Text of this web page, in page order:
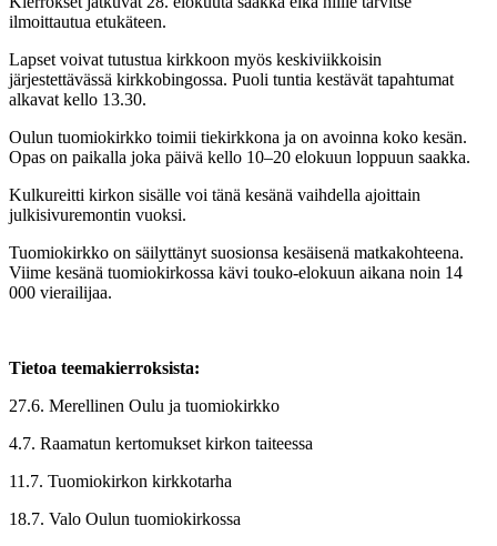
ilmoittautua etukäteen.
Lapset voivat tutustua kirkkoon myös keskiviikkoisin
järjestettävässä kirkkobingossa. Puoli tuntia kestävät tapahtumat
alkavat kello 13.30.
Oulun tuomiokirkko toimii tiekirkkona ja on avoinna koko kesän.
Opas on paikalla joka päivä kello 10–20 elokuun loppuun saakka.
Kulkureitti kirkon sisälle voi tänä kesänä vaihdella ajoittain
julkisivuremontin vuoksi.
Tuomiokirkko on säilyttänyt suosionsa kesäisenä matkakohteena.
Viime kesänä tuomiokirkossa kävi touko-elokuun aikana noin 14
000 vierailijaa.
Tietoa teemakierroksista:
27.6. Merellinen Oulu ja tuomiokirkko
4.7. Raamatun kertomukset kirkon taiteessa
11.7. Tuomiokirkon kirkkotarha
18.7. Valo Oulun tuomiokirkossa